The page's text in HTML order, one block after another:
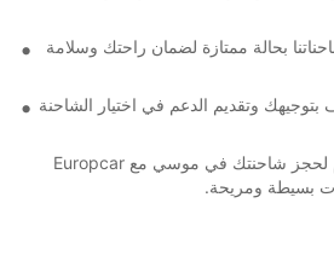
بحالة ممتازة لضمان راحتك وسلامة
بتوجيهك وتقديم الدعم في اختيار الشاحنة
لا تتردد في الاتصال بنا اليوم لحجز شاحنتك في موسي مع Europcar
بسيطة ومريحة.